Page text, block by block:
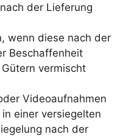
der Lieferung
wenn diese nach der
Beschaffenheit
vermischt
Videoaufnahmen
einer versiegelten
nach der